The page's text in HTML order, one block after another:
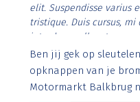
elit. Suspendisse varius
tristique. Duis cursus,
interdum nulla, ut
Aenean faucibus nibh et
imperdiet. Nunc ut sem
Ben jij gek op
opknappen van je
Motormarkt Balkbrug